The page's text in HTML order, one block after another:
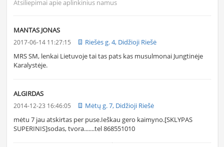
Atsiliepimai apie aplinkinius namus
MANTAS JONAS
2017-06-14 11:27:15
Riešės g. 4, Didžioji Riešė
MRS SM, lenkai Lietuvoje tai tas pats kas musulmonai Jungtinėje
Karalystėje.
ALGIRDAS
2014-12-23 16:46:05
Mėtų g. 7, Didžioji Riešė
mėtu 7 jau atskirtas per puse.Ieškau gero kaimyno.[SKLYPAS
SUPERINIS]sodas, tvora.......tel 868551010